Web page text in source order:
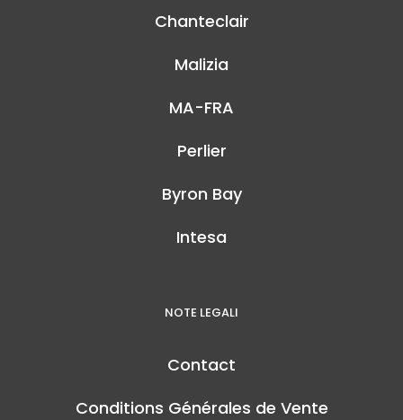
Chanteclair
Malizia
MA-FRA
Perlier
Byron Bay
Intesa
NOTE LEGALI
Contact
Conditions Générales de Vente